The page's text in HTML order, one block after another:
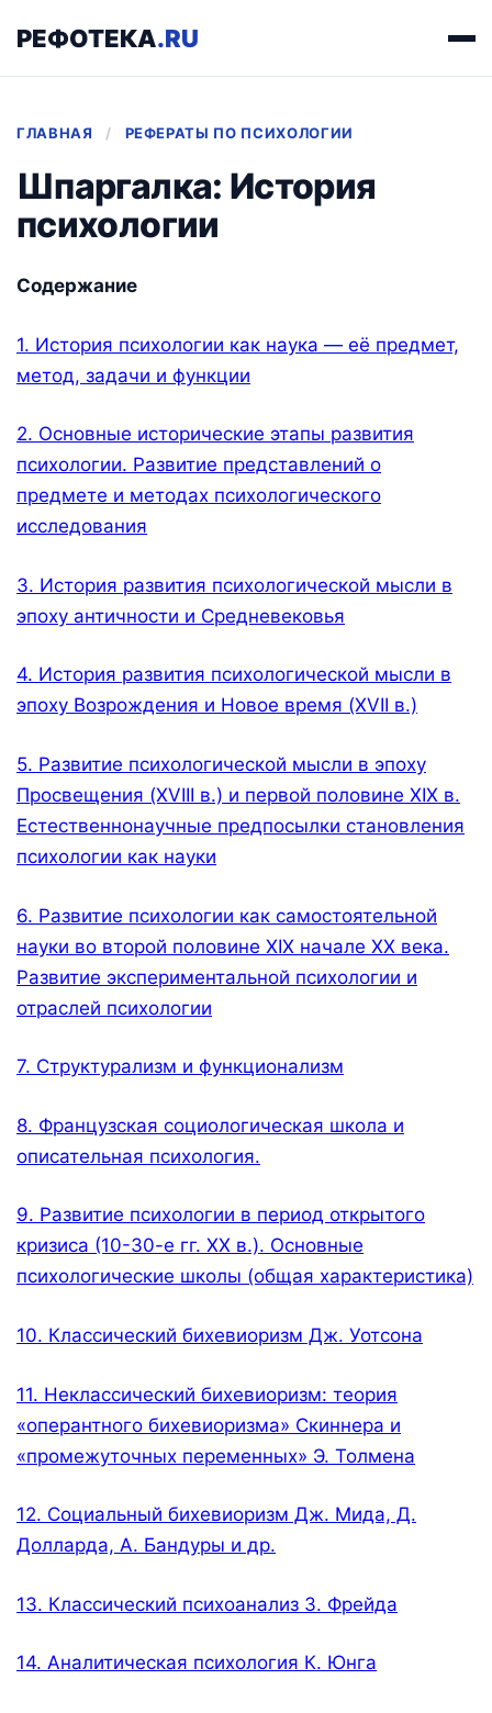
РЕФОТЕКА.RU
ГЛАВНАЯ / РЕФЕРАТЫ ПО ПСИХОЛОГИИ
Шпаргалка: История
психологии
Содержание
1. История психологии как наука — её предмет,
метод, задачи и функции
2. Основные исторические этапы развития
психологии. Развитие представлений о
предмете и методах психологического
исследования
3. История развития психологической мысли в
эпоху античности и Средневековья
4. История развития психологической мысли в
эпоху Возрождения и Новое время (XVII в.)
5. Развитие психологической мысли в эпоху
Просвещения (XVIII в.) и первой половине XIX в.
Естественнонаучные предпосылки становления
психологии как науки
6. Развитие психологии как самостоятельной
науки во второй половине XIX начале XX века.
Развитие экспериментальной психологии и
отраслей психологии
7. Структурализм и функционализм
8. Французская социологическая школа и
описательная психология.
9. Развитие психологии в период открытого
кризиса (10-30-е гг. XX в.). Основные
психологические школы (общая характеристика)
10. Классический бихевиоризм Дж. Уотсона
11. Неклассический бихевиоризм: теория
«оперантного бихевиоризма» Скиннера и
«промежуточных переменных» Э. Толмена
12. Социальный бихевиоризм Дж. Мида, Д.
Долларда, А. Бандуры и др.
13. Классический психоанализ 3. Фрейда
14. Аналитическая психология К. Юнга